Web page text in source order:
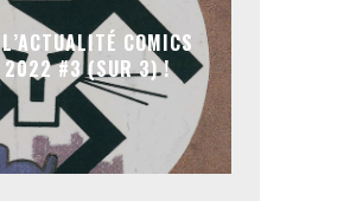
COMICS
2022 #3 (SUR 3) !